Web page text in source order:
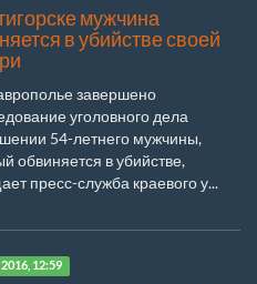
мужчина
в убийстве своей
завершено
уголовного дела
54-летнего мужчины,
обвиняется в убийстве,
пресс-служба краевого у...
12:59